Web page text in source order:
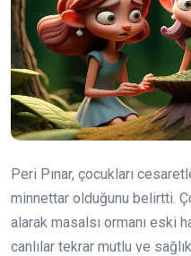
Peri Pınar, çocukları
minnettar olduğunu belirtti.
alarak masalsı ormanı eski
canlılar tekrar mutlu ve